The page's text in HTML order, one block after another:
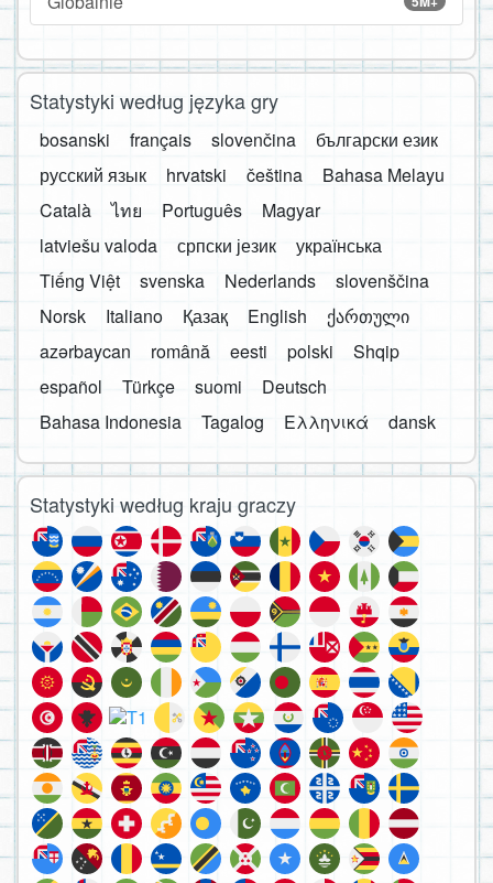
Statystyki według języka gry
bosanski français slovenčina
български език
русский язык
hrvatski čeština
Bahasa Melayu
Català
ไทย Português
Magyar
latviešu valoda
српски језик
українська
Tiếng Việt
svenska Nederlands
slovenščina
Norsk
Italiano Қазақ English
ქართული
azərbaycan
română eesti polski
Shqip
español
Türkçe suomi
Deutsch
Bahasa Indonesia
Tagalog Ελληνικά dansk
Statystyki według kraju graczy